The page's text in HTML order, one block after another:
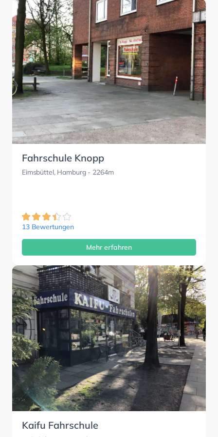
Fahrschule Knopp
Eimsbüttel, Hamburg- 2264m
13 Bewertungen
Mehr erfahren
Kaifu Fahrschule